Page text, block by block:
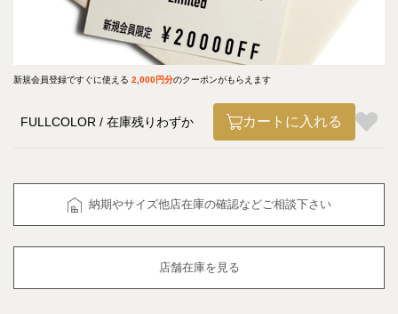
新規会員登録ですぐに使える 2,000円分のクーポンがもらえます
FULLCOLOR 在庫残りわずか カートに入れる
納期やサイズ他店在庫の確認などご相談下さい
店舗在庫を見る